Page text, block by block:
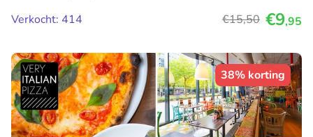
Verkocht: 414
€15,50 €9,95
38% korting